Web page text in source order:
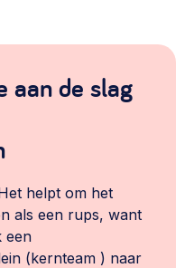
aan de slag
helpt om het
als een rups, want
een
(kernteam ) naar